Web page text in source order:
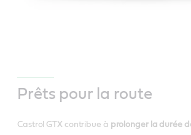
Prêts pour la route
Castrol GTX contribue à prolonger la durée